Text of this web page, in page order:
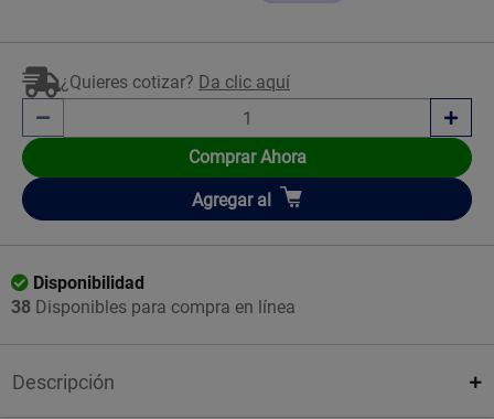
¿Quieres cotizar? Da clic aquí
Comprar Ahora
Añadir
Agregar al
Disponibilidad
38 Disponibles para compra en línea
Descripción